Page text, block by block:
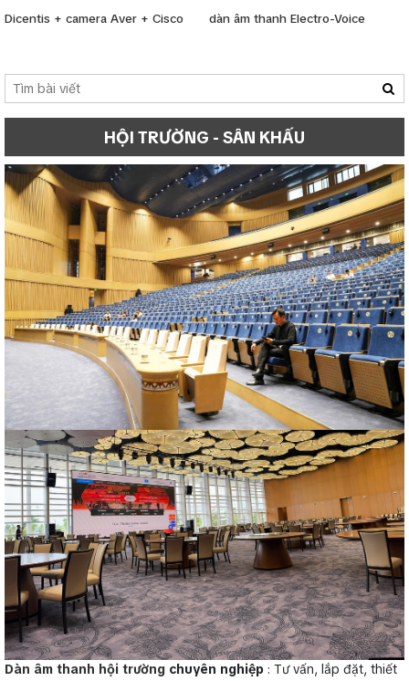
Dicentis + camera Aver + Cisco
5)
dàn âm thanh Electro-Voice
HỘI TRƯỜNG - SÂN KHẤU
Dàn âm thanh hội trường chuyên nghiệp : Tư vấn, lắp đặt, thiết